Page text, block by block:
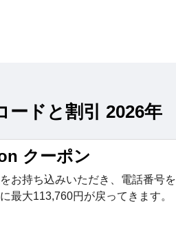
ドと割引 2026年
クーポン
お持ち込みいただき、電話番号を
最大113,760円が戻ってきます。